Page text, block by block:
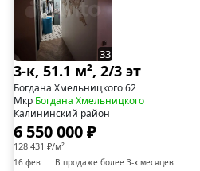
33
3-к, 51.1 м², 2/3 эт
Богдана Хмельницкого 62
Мкр Богдана Хмельницкого
Калининский район
6 550 000 ₽
128 431 ₽/м²
16 фев В продаже более 3-х месяцев